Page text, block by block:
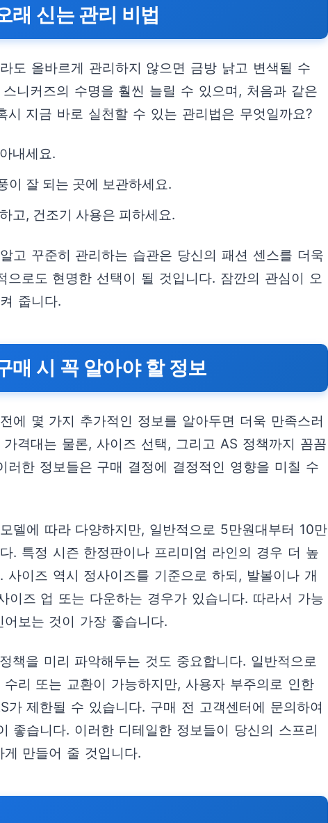
래 신는 관리 비법
도 올바르게 관리하지 않으면 금방 낡고 변색될 수
니커즈의 수명을 훨씬 늘릴 수 있으며, 처음과 같은
시 지금 바로 실천할 수 있는 관리법은 무엇일까요?
내세요.
이 잘 되는 곳에 보관하세요.
고, 건조기 사용은 피하세요.
고 꾸준히 관리하는 습관은 당신의 패션 센스를 더욱
으로도 현명한 선택이 될 것입니다. 잠깐의 관심이 오
줍니다.
매 시 꼭 알아야 할 정보
에 몇 가지 추가적인 정보를 알아두면 더욱 만족스러
격대는 물론, 사이즈 선택, 그리고 AS 정책까지 꼼꼼
러한 정보들은 구매 결정에 결정적인 영향을 미칠 수
델에 따라 다양하지만, 일반적으로 5만원대부터 10만
. 특정 시즌 한정판이나 프리미엄 라인의 경우 더 높
사이즈 역시 정사이즈를 기준으로 하되, 발볼이나 개
이즈 업 또는 다운하는 경우가 있습니다. 따라서 가능
보는 것이 가장 좋습니다.
책을 미리 파악해두는 것도 중요합니다. 일반적으로
리 또는 교환이 가능하지만, 사용자 부주의로 인한
가 제한될 수 있습니다. 구매 전 고객센터에 문의하여
좋습니다. 이러한 디테일한 정보들이 당신의 스프리
만들어 줄 것입니다.